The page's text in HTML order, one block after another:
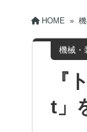
HOME »
機械・
『
t」